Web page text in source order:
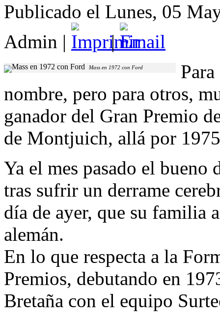
Publicado el Lunes, 05
Admin | |
Mass en 1972 con Ford
nombre, pero para otros,
ganador del Gran Premio
de Montjuich, allá por
Ya el mes pasado el bueno
tras sufrir un derrame
día de ayer, que su familia
alemán.
En lo que respecta a la
Premios, debutando en
Bretaña con el equipo